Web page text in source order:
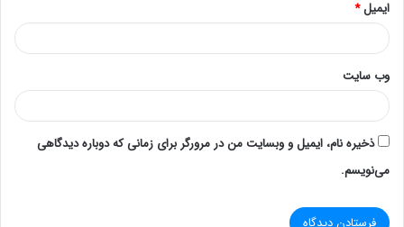
مدل پردازنده
Intel Xeon Gold 6150
تاریخ معرفی
25 آوریل سال 2017
لیتوگرافی
14 نانومتری
تعداد هسته ها
تعداد نخ ها
ایمیل*
وب‌ سایت
ذخیره نام، ایمیل و وبسایت من در مرورگر برای زمانی که دوباره دیدگاهی
می‌نویسم.